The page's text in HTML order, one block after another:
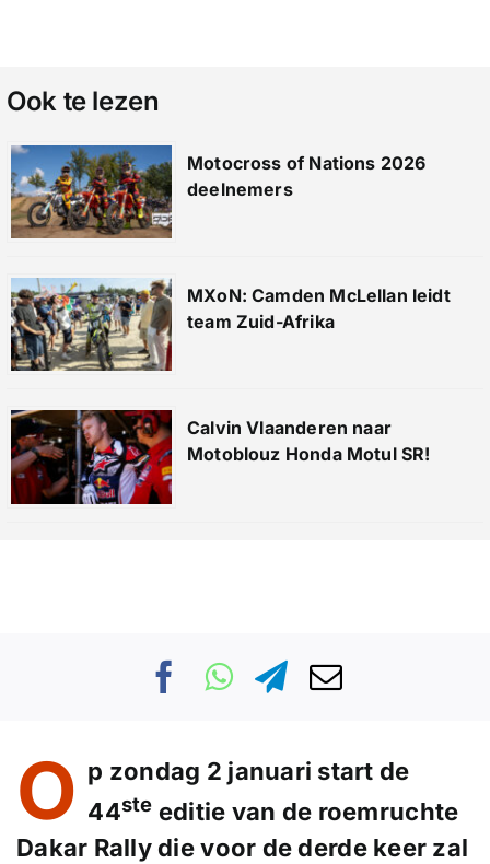
Ook te lezen
Motocross of Nations 2026
deelnemers
MXoN: Camden McLellan leidt
team Zuid-Afrika
Calvin Vlaanderen naar
Motoblouz Honda Motul SR!
O p zondag 2 januari start de
44ste editie van de roemruchte
Dakar Rally die voor de derde keer zal